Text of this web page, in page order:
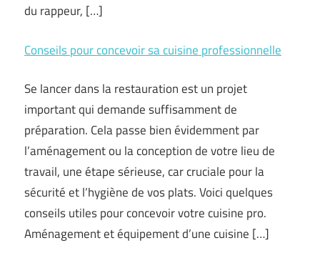
du rappeur, […]
Conseils pour concevoir sa cuisine professionnelle
Se lancer dans la restauration est un projet
important qui demande suffisamment de
préparation. Cela passe bien évidemment par
l’aménagement ou la conception de votre lieu de
travail, une étape sérieuse, car cruciale pour la
sécurité et l’hygiène de vos plats. Voici quelques
conseils utiles pour concevoir votre cuisine pro.
Aménagement et équipement d’une cuisine […]